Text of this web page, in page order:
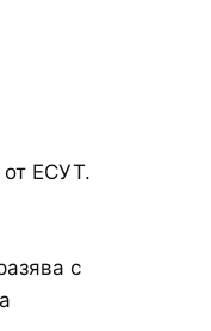
от ЕСУТ.
с